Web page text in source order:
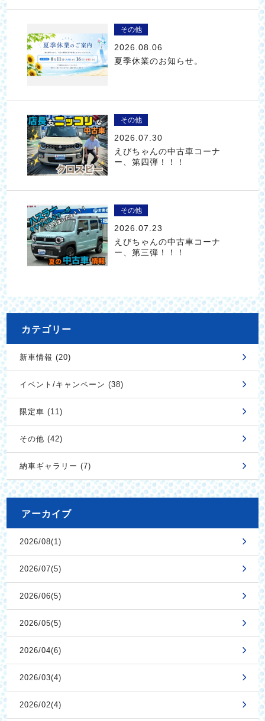
その他
2026.08.06
夏季休業のお知らせ。
その他
2026.07.30
えびちゃんの中古車コーナ
ー、第四弾！！！
その他
2026.07.23
えびちゃんの中古車コーナ
ー、第三弾！！！
カテゴリー
新車情報 (20)
イベント/キャンペーン (38)
限定車 (11)
その他 (42)
納車ギャラリー (7)
アーカイブ
2026/08(1)
2026/07(5)
2026/06(5)
2026/05(5)
2026/04(6)
2026/03(4)
2026/02(4)